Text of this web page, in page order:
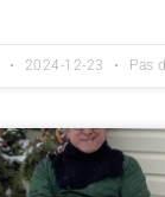
2024-12-23 Pas